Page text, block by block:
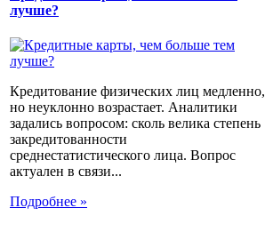
лучше?
Кредитование физических лиц медленно,
но неуклонно возрастает. Аналитики
задались вопросом: сколь велика степень
закредитованности
среднестатистического лица. Вопрос
актуален в связи...
Подробнее »